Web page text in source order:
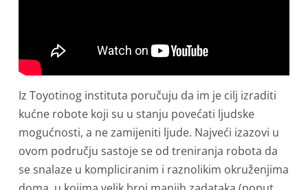
Iz Toyotinog instituta poručuju da im je cilj izraditi
kućne robote koji su u stanju povećati ljudske
mogućnosti, a ne zamijeniti ljude. Najveći izazovi u
ovom području sastoje se od treniranja robota da
se snalaze u kompliciranim i raznolikim okruženjima